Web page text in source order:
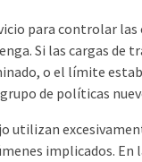
para controlar
Si las cargas de
o el límite
de políticas
utilizan
implicados.